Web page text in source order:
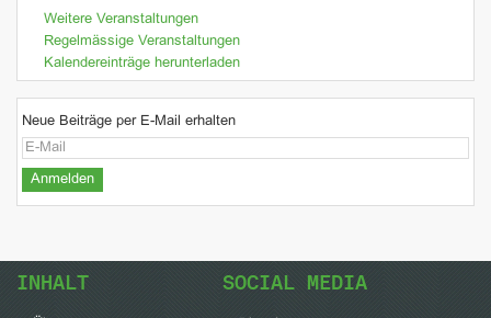
Weitere Veranstaltungen
Regelmässige Veranstaltungen
Kalendereinträge herunterladen
Neue Beiträge per E-Mail erhalten
INHALT SOCIAL MEDIA